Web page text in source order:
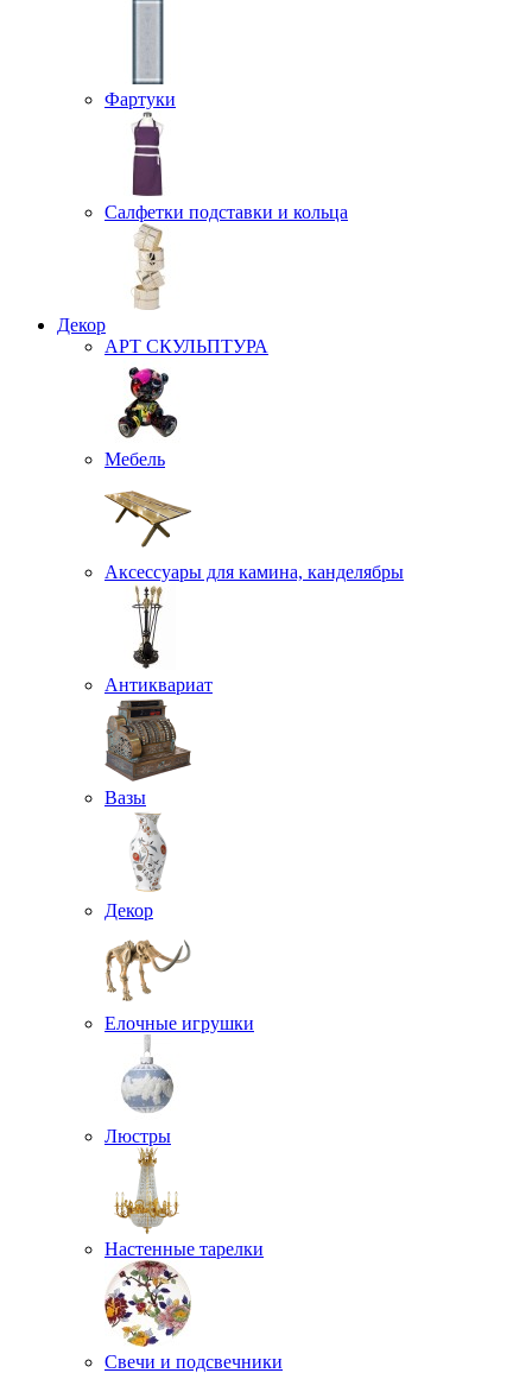
Фартуки
Салфетки подставки и кольца
Декор
АРТ СКУЛЬПТУРА
Мебель
Аксессуары для камина, канделябры
Антиквариат
Вазы
Декор
Елочные игрушки
Люстры
Настенные тарелки
Свечи и подсвечники